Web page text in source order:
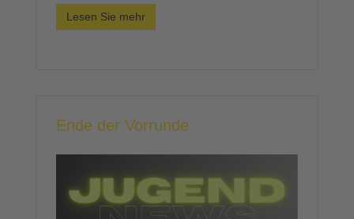
Lesen Sie mehr
Ende der Vorrunde